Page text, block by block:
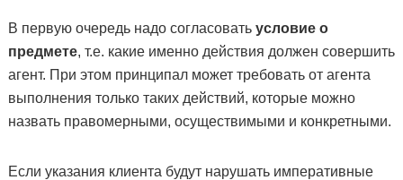
В первую очередь надо согласовать условие о
предмете, т.е. какие именно действия должен совершить
агент. При этом принципал может требовать от агента
выполнения только таких действий, которые можно
назвать правомерными, осуществимыми и конкретными.
Если указания клиента будут нарушать императивные